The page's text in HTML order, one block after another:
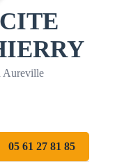
Aureville
05 61 27 81 85